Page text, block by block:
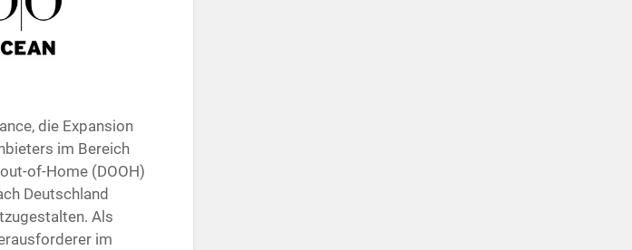
die Expansion
im Bereich
of-Home (DOOH)
Deutschland
Als
im